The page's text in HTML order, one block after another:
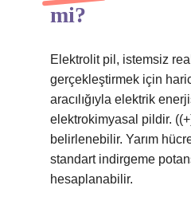
mi?
Elektrolit pil, istemsiz
gerçekleştirmek için
aracılığıyla elektrik
elektrokimyasal pildir.
belirlenebilir. Yarım
standart indirgeme
hesaplanabilir.